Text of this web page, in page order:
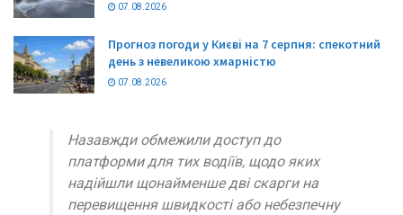
07.08.2026
Прогноз погоди у Києві на 7 серпня: спекотний
день з невеликою хмарністю
07.08.2026
Назавжди обмежили доступ до
платформи для тих водіїв, щодо яких
надійшли щонайменше дві скарги на
перевищення швидкості або небезпечну